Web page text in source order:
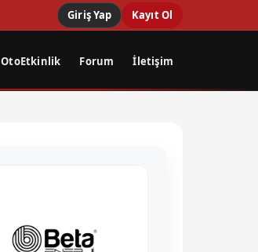
Giriş Yap Kayıt Ol
OtoEtkinlik Forum İletişim